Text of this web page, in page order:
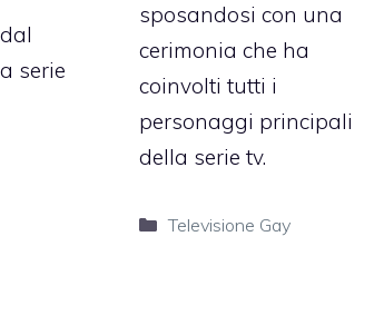
serie
sposandosi con una
cerimonia che ha
coinvolti tutti i
personaggi principali
della serie tv.
Categorie
Televisione Gay